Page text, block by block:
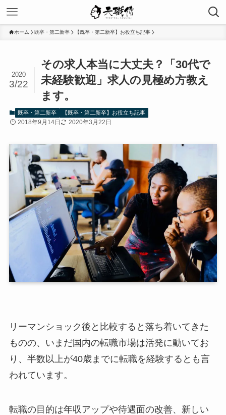
ホーム 既卒・第二新卒 【既卒・第二新卒】お役立ち記事
その求人本当に大丈夫？「30代で
未経験歓迎」求人の見極め方教え
ます。
2020
3/22
既卒・第二新卒 【既卒・第二新卒】お役立ち記事
2018年9月14日 2020年3月22日
リーマンショック後と比較すると落ち着いてきた
ものの、いまだ国内の転職市場は活発に動いてお
り、半数以上が40歳までに転職を経験するとも言
われています。
転職の目的は年収アップや待遇面の改善、新しい